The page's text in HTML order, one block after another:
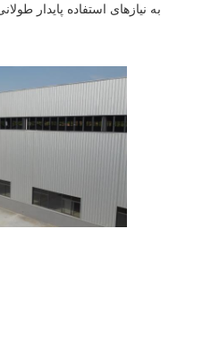
به نیازهای استفاده پایدار